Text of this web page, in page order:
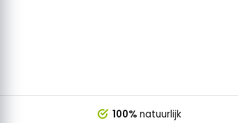
100%natuurlijk